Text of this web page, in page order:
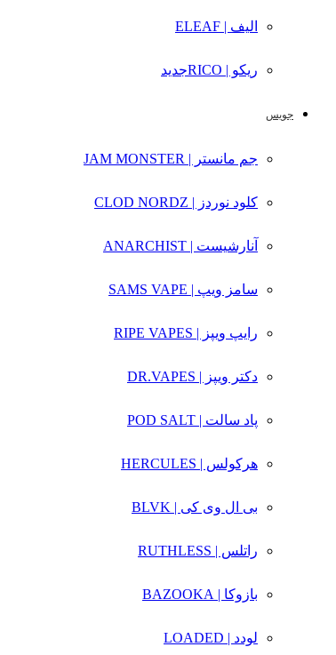
الیف | ELEAF
ریکو | RICO جدید
جویس
جم مانستر | JAM MONSTER
کلود نوردز | CLOD NORDZ
آنارشیست | ANARCHIST
سامز ویپ | SAMS VAPE
رایپ ویپز | RIPE VAPES
دکتر ویپز | DR.VAPES
پاد سالت | POD SALT
هرکولس | HERCULES
بی ال وی کی | BLVK
راتلس | RUTHLESS
بازوکا | BAZOOKA
لودد | LOADED